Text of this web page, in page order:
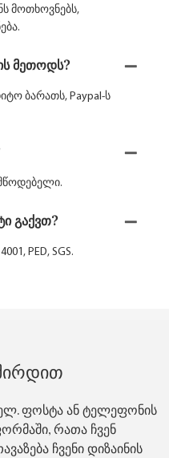
მოთხოვნებს,
მეთოდს?
ბარათს, Paypal-ს
გაქვთ?
PED, SGS.
ფოსტა ან ტელეფონის
რათა ჩვენ
ჩვენი დიზაინის